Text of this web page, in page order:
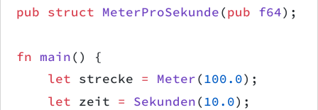
pub struct MeterProSekunde(pub f64);
fn main() {
    let
strecke = Meter(100.0);
    let
zeit = Sekunden(10.0);